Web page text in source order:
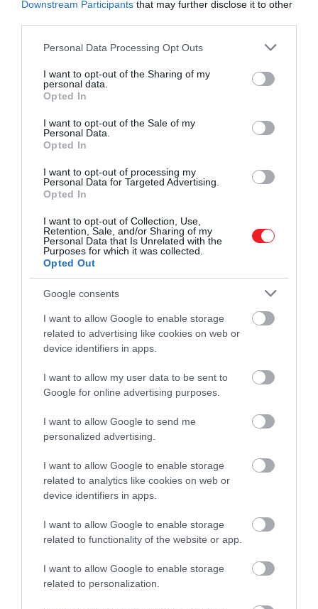
Downstream Participants that may further disclose it to other
Please note that this website/app uses one or more Google
not limited to your visit or usage behaviour. You may click to
grant or deny consent to Google and its third-party tags to
use your data for below specified purposes in below Google
consent section.
Personal Data Processing Opt Outs
I want to opt-out of the Sharing of my
personal data.
Opted In
I want to opt-out of the Sale of my
Personal Data.
Opted In
I want to opt-out of processing my
Personal Data for Targeted Advertising.
Opted In
I want to opt-out of Collection, Use,
Retention, Sale, and/or Sharing of my
Personal Data that Is Unrelated with the
Purposes for which it was collected.
Opted Out
Google consents
I want to allow Google to enable storage
related to advertising like cookies on web or
device identifiers in apps.
I want to allow my user data to be sent to
Google for online advertising purposes.
I want to allow Google to send me
personalized advertising.
I want to allow Google to enable storage
related to analytics like cookies on web or
device identifiers in apps.
I want to allow Google to enable storage
related to functionality of the website or app.
I want to allow Google to enable storage
related to personalization.
Unsplash
Olvasd el ezt is!Saltimbocca, egy olasz étel, amit
Egy edénybe olajat öntünk, majd a rizst enyhén
megpirítjuk rajta, megsózzuk, és kétszeres
mennyiségű vízben párolni kezdjük. Levesszük a
a megfőtt rizst egy tálba szedjük, és langyosra
hűtjük. 3 edényben kitesszük a panírozás kellékeit:
a lisztet, a felvert tojást és a zsemlemorzsát. A rizsből
kiszedünk egy kisebb darabot, majd a közepébe
nyomunk egy kis sajtot és golyóvá gyúrjuk, végül
forró olajban kisütjük.